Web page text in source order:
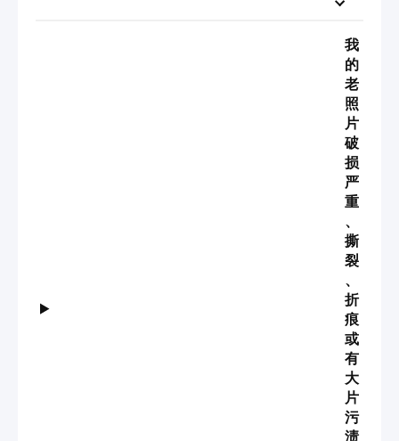
我
的
老
照
片
破
损
严
重
、
撕
裂
、
折
痕
或
有
大
片
污
渍